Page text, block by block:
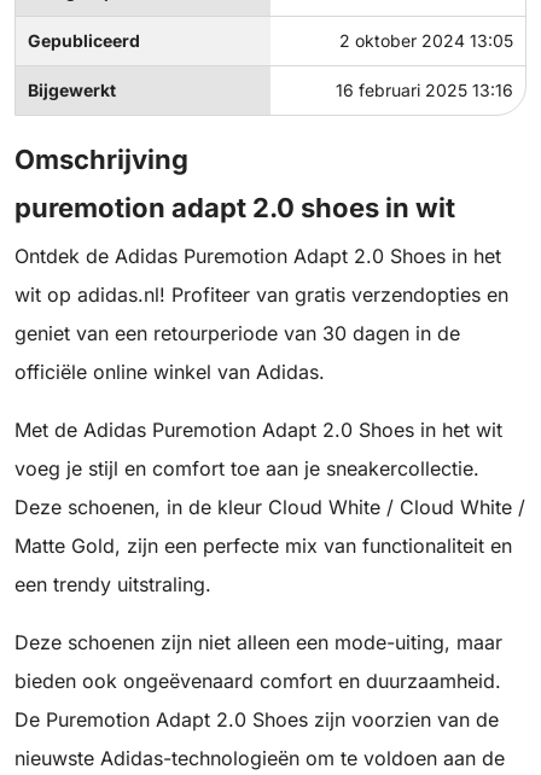
Gepubliceerd 2 oktober 2024 13:05
Bijgewerkt 16 februari 2025 13:16
Omschrijving
puremotion adapt 2.0 shoes in wit
Ontdek de Adidas Puremotion Adapt 2.0 Shoes in het
wit op adidas.nl! Profiteer van gratis verzendopties en
geniet van een retourperiode van 30 dagen in de
officiële online winkel van Adidas.
Met de Adidas Puremotion Adapt 2.0 Shoes in het wit
voeg je stijl en comfort toe aan je sneakercollectie.
Deze schoenen, in de kleur Cloud White / Cloud White /
Matte Gold, zijn een perfecte mix van functionaliteit en
een trendy uitstraling.
Deze schoenen zijn niet alleen een mode-uiting, maar
bieden ook ongeëvenaard comfort en duurzaamheid.
De Puremotion Adapt 2.0 Shoes zijn voorzien van de
nieuwste Adidas-technologieën om te voldoen aan de